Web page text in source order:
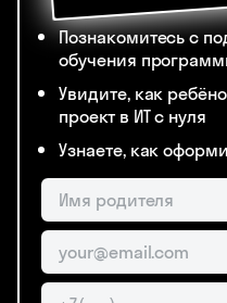
Познакомитесь с
обучения
Увидите, как
проект в ИТ с нуля
Узнаете, как